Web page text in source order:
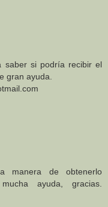
saber si podría recibir el
gran ayuda.
manera de obtenerlo
ayuda, gracias.